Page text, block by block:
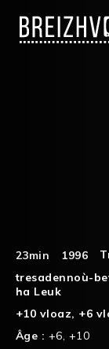
23min 1996
tresadennoù-
ha Leuk
+10 vloaz, +6
Âge : +6, +10